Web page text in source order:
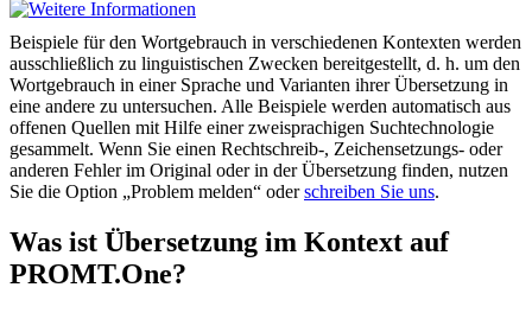
Beispiele für den Wortgebrauch in verschiedenen Kontexten werden
ausschließlich zu linguistischen Zwecken bereitgestellt, d. h. um den
Wortgebrauch in einer Sprache und Varianten ihrer Übersetzung in
eine andere zu untersuchen. Alle Beispiele werden automatisch aus
offenen Quellen mit Hilfe einer zweisprachigen Suchtechnologie
gesammelt. Wenn Sie einen Rechtschreib-, Zeichensetzungs- oder
anderen Fehler im Original oder in der Übersetzung finden, nutzen
Sie die Option „Problem melden“ oderschreiben Sie uns.
Was ist Übersetzung im Kontext auf
PROMT.One?